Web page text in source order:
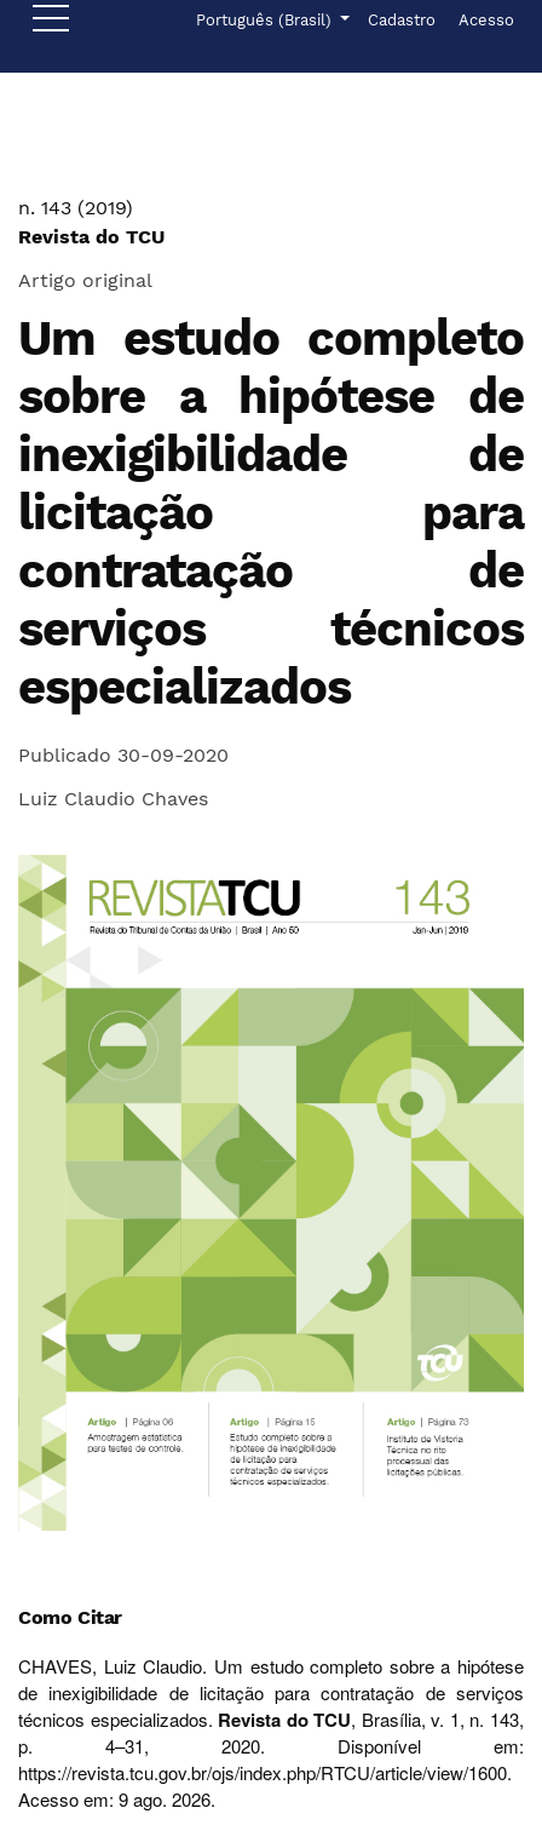
Ir para o menu de navegação principal
Ir para o conteúdo principal
Ir para o rodapé Idioma
Português (Brasil)
Menu de Cadastro Acesso
n. 143 (2019)
Revista do TCU
Artigo original
Um estudo completo
sobre a hipótese de
inexigibilidade de
licitação para
contratação de
serviços técnicos
especializados
Publicado 30-09-2020
Luiz Claudio Chaves
Como Citar
CHAVES, Luiz Claudio. Um estudo completo sobre a hipótese
de inexigibilidade de licitação para contratação de serviços
técnicos especializados. Revista do TCU, Brasília, v. 1, n. 143,
p. 4–31, 2020. Disponível em:
https://revista.tcu.gov.br/ojs/index.php/RTCU/article/view/1600.
Acesso em: 9 ago. 2026.